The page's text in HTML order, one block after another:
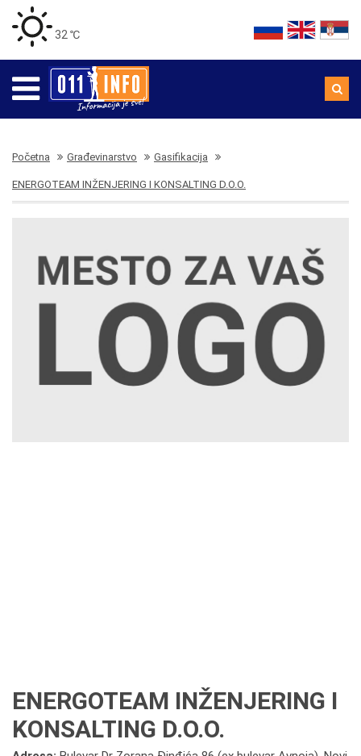
32 ℃
Početna Građevinarstvo Gasifikacija
ENERGOTEAM INŽENJERING I KONSALTING D.O.O.
ENERGOTEAM INŽENJERING I
KONSALTING D.O.O.